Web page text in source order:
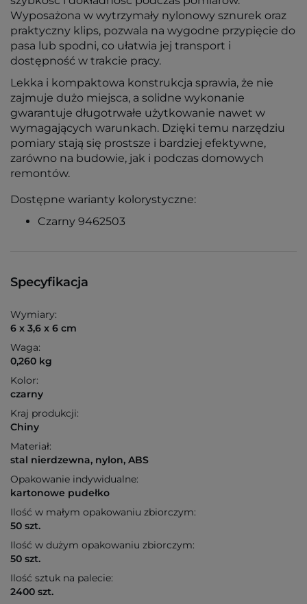
Wyposażona w wytrzymały nylonowy sznurek oraz
praktyczny klips, pozwala na wygodne przypięcie do
pasa lub spodni, co ułatwia jej transport i
dostępność w trakcie pracy.
Lekka i kompaktowa konstrukcja sprawia, że nie
zajmuje dużo miejsca, a solidne wykonanie
gwarantuje długotrwałe użytkowanie nawet w
wymagających warunkach. Dzięki temu narzędziu
pomiary stają się prostsze i bardziej efektywne,
zarówno na budowie, jak i podczas domowych
remontów.
Dostępne warianty kolorystyczne:
Czarny 9462503
Specyfikacja
Wymiary:
6 x 3,6 x 6 cm
Waga:
0,260 kg
Kolor:
czarny
Kraj produkcji:
Chiny
Materiał:
stal nierdzewna, nylon, ABS
Opakowanie indywidualne:
kartonowe pudełko
Ilość w małym opakowaniu zbiorczym:
50 szt.
Ilość w dużym opakowaniu zbiorczym:
50 szt.
Ilość sztuk na palecie:
2400 szt.